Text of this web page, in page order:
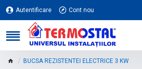
Autentificare Cont nou
BUCSA REZISTENTEI ELECTRICE 3 KW